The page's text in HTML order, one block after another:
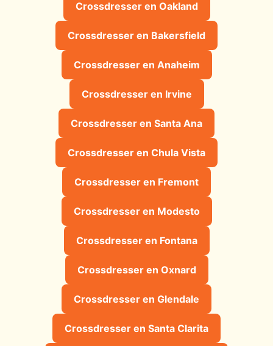
Crossdresser en Oakland
Crossdresser en Bakersfield
Crossdresser en Anaheim
Crossdresser en Irvine
Crossdresser en Santa Ana
Crossdresser en Chula Vista
Crossdresser en Fremont
Crossdresser en Modesto
Crossdresser en Fontana
Crossdresser en Oxnard
Crossdresser en Glendale
Crossdresser en Santa Clarita